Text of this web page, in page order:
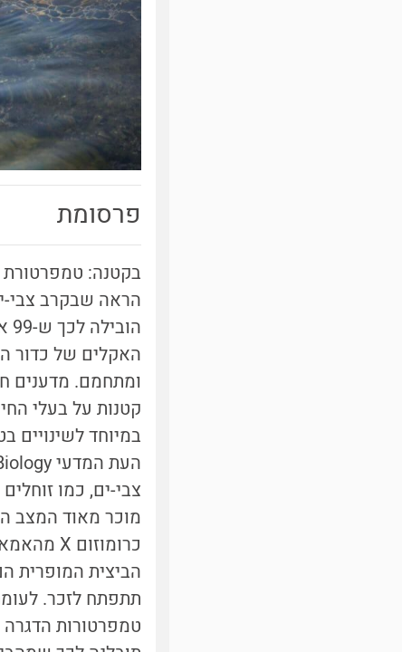
פרסומת
בקטנה: טמפרטורת
הראה שבקרב צבי-
הובילה לכך ש-99 אחוזים מהאבקועים שבקעו מאז שנות ה-90 הם נקבות.
האקלים של כדור
ומתחמם. מדענים
קטנות על בעלי
במיוחד
העת המדעי Current Biology שחושף בדיוק עד כמה הפגיעה קשה.
צבי-ים, כמו
מוכר מאוד המצב
תתפתח לזכר.
טמפרטורות